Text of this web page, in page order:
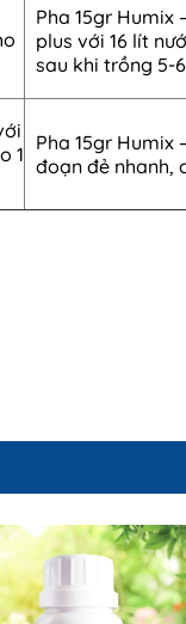
Pha 15gr Humix
plus với 16 lít
sau khi trồng 5-
1 Pha 15gr Humix
đoạn đẻ nhanh,